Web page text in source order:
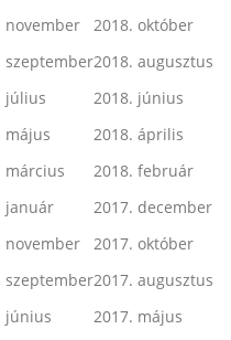
november
2018. október
szeptember2018. augusztus
július
2018. június
május
2018. április
március
2018. február
január
2017. december
november
2017. október
szeptember2017. augusztus
június
2017. május